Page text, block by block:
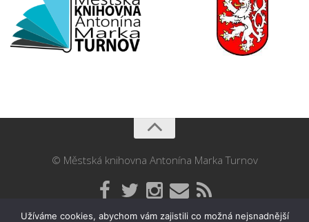
© Městská knihovna Antonína Marka Turnov
Užíváme cookies, abychom vám zajistili co možná nejsnadnější